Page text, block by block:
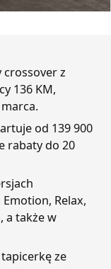
z
136 KM,
od 139 900
rabaty do 20
Relax,
a także w
ze